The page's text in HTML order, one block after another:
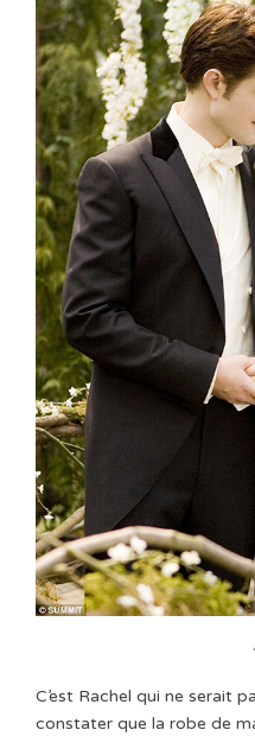
C’est Rachel qui ne serait
constater que la robe de